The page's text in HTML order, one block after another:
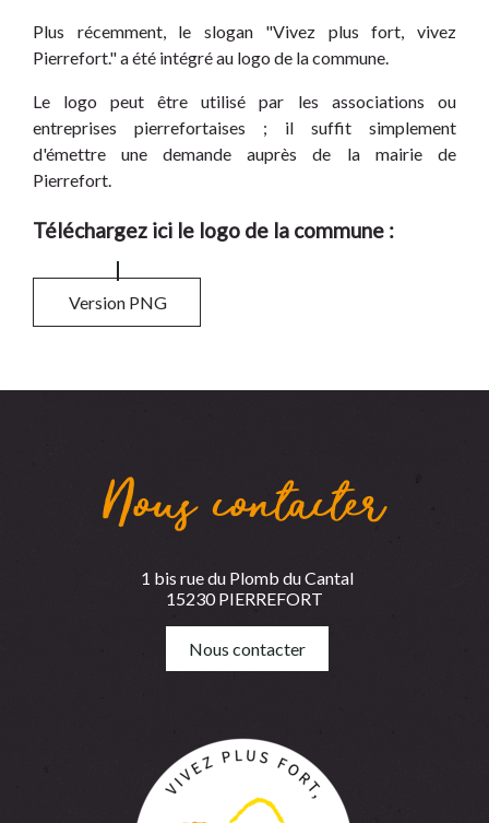
Plus récemment, le slogan "Vivez plus fort, vivez
Pierrefort." a été intégré au logo de la commune.
Le logo peut être utilisé par les associations ou
entreprises pierrefortaises ; il suffit simplement
d'émettre une demande auprès de la mairie de
Pierrefort.
Téléchargez ici le logo de la commune :
Version PNG
Nous contacter
1 bis rue du Plomb du Cantal
15230 PIERREFORT
Nous contacter